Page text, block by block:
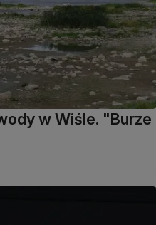
w Wiśle. "Burze